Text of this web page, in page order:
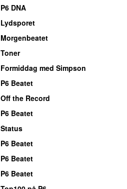
P6 DNA
Lydsporet
Morgenbeatet
Toner
Formiddag med Simpson
P6 Beatet
Off the Record
P6 Beatet
Status
P6 Beatet
P6 Beatet
P6 Beatet